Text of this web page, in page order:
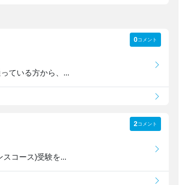
0コメント
ている方から、...
2コメント
コース)受験を...